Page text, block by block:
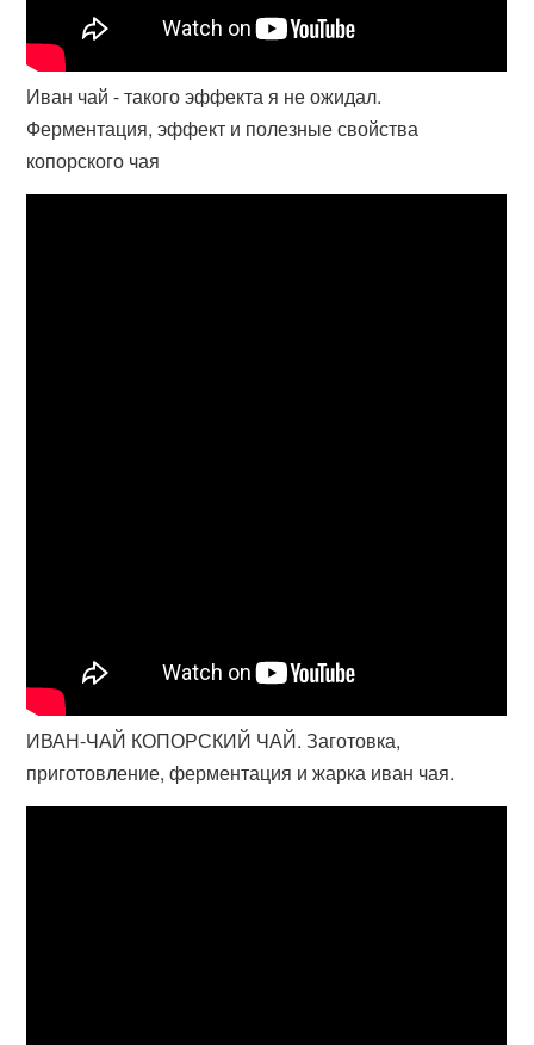
Иван чай - такого эффекта я не ожидал.
Ферментация, эффект и полезные свойства
копорского чая
ИВАН-ЧАЙ КОПОРСКИЙ ЧАЙ. Заготовка,
приготовление, ферментация и жарка иван чая.